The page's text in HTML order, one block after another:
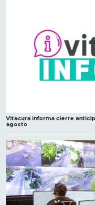
Vitacura informa cierre
agosto